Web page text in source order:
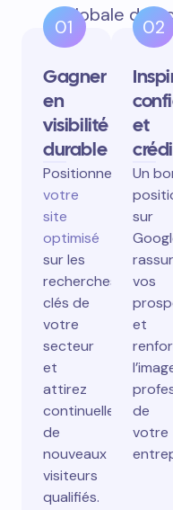
globale de
01
Gagner
en
visibilité
durable
Positionnez
votre
site
optimisé
sur les
recherches
clés de
votre
secteur
et
attirez
continuellement
de
nouveaux
visiteurs
qualifiés.
02
et
Un
sur
vos
et
de
votre